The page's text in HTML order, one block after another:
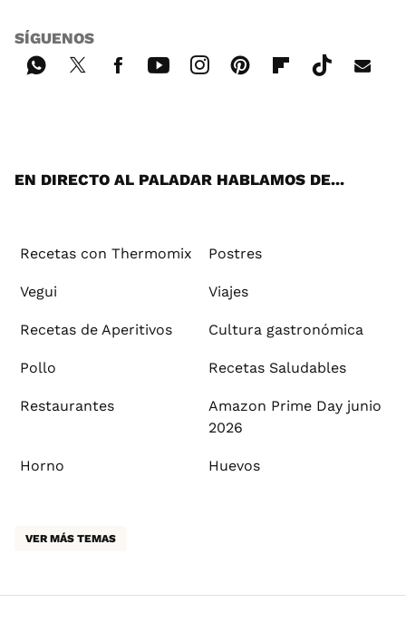
SÍGUENOS
EN DIRECTO AL PALADAR HABLAMOS DE...
Recetas con Thermomix Postres
Vegui Viajes
Recetas de Aperitivos Cultura gastronómica
Pollo Recetas Saludables
Restaurantes
Amazon Prime Day junio
2026
Horno Huevos
VER MÁS TEMAS